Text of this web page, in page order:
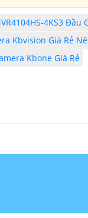
4KS3
Kbvision Giá Rẻ
Kbone Giá Rẻ